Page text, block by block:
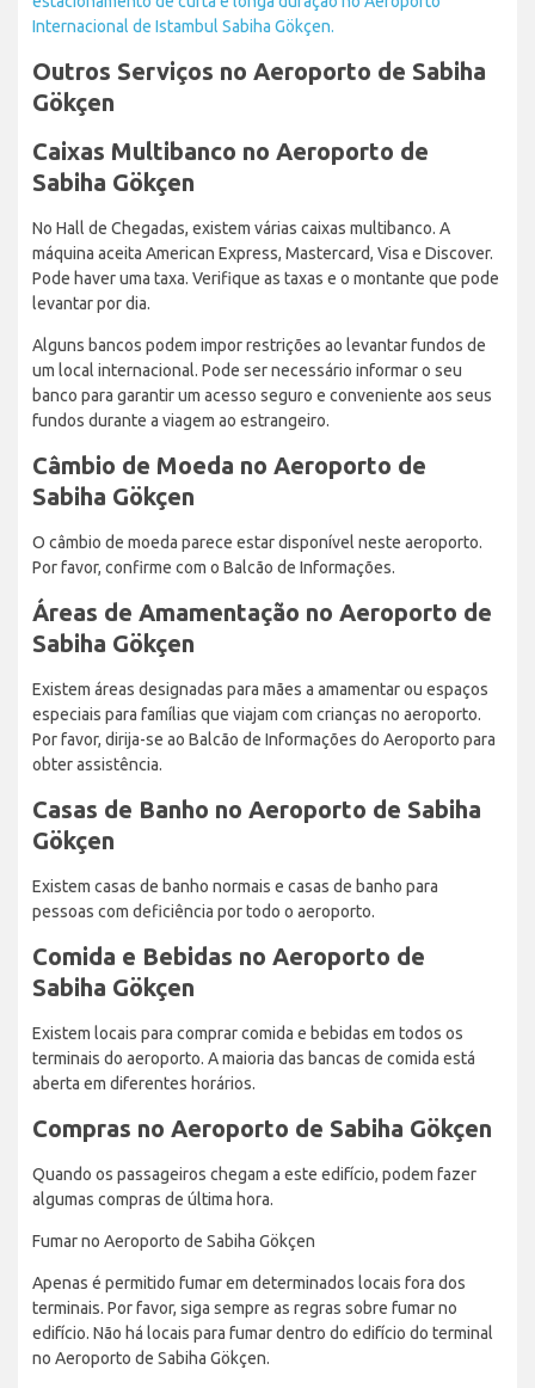
Internacional de Istambul Sabiha Gökçen.
Outros Serviços no Aeroporto de Sabiha
Gökçen
Caixas Multibanco no Aeroporto de
Sabiha Gökçen
No Hall de Chegadas, existem várias caixas multibanco. A
máquina aceita American Express, Mastercard, Visa e Discover.
Pode haver uma taxa. Verifique as taxas e o montante que pode
levantar por dia.
Alguns bancos podem impor restrições ao levantar fundos de
um local internacional. Pode ser necessário informar o seu
banco para garantir um acesso seguro e conveniente aos seus
fundos durante a viagem ao estrangeiro.
Câmbio de Moeda no Aeroporto de
Sabiha Gökçen
O câmbio de moeda parece estar disponível neste aeroporto.
Por favor, confirme com o Balcão de Informações.
Áreas de Amamentação no Aeroporto de
Sabiha Gökçen
Existem áreas designadas para mães a amamentar ou espaços
especiais para famílias que viajam com crianças no aeroporto.
Por favor, dirija-se ao Balcão de Informações do Aeroporto para
obter assistência.
Casas de Banho no Aeroporto de Sabiha
Gökçen
Existem casas de banho normais e casas de banho para
pessoas com deficiência por todo o aeroporto.
Comida e Bebidas no Aeroporto de
Sabiha Gökçen
Existem locais para comprar comida e bebidas em todos os
terminais do aeroporto. A maioria das bancas de comida está
aberta em diferentes horários.
Compras no Aeroporto de Sabiha Gökçen
Quando os passageiros chegam a este edifício, podem fazer
algumas compras de última hora.
Fumar no Aeroporto de Sabiha Gökçen
Apenas é permitido fumar em determinados locais fora dos
terminais. Por favor, siga sempre as regras sobre fumar no
edifício. Não há locais para fumar dentro do edifício do terminal
no Aeroporto de Sabiha Gökçen.